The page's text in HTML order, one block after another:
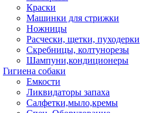
Краски
Машинки для стрижки
Ножницы
Расчески, щетки, пуходерки
Скребницы, колтунорезы
Шампуни,кондиционеры
Гигиена собаки
Емкости
Ликвидаторы запаха
Салфетки,мыло,кремы